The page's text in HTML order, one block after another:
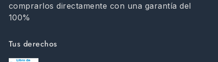
comprarlos directamente con una garantía del
100%
Tus derechos